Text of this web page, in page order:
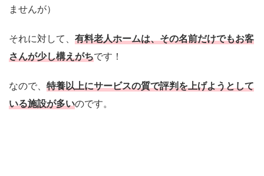
ませんが）
それに対して、 有料老人ホームは、その名前だけでもお客
さんが少し構えがちです！
なので、 特養以上にサービスの質で評判を上げようとして
いる施設が多いのです。